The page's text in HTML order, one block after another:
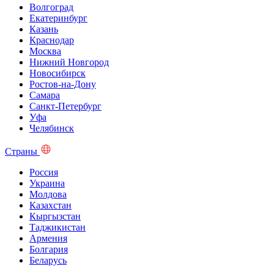
Волгоград
Екатеринбург
Казань
Краснодар
Москва
Нижний Новгород
Новосибирск
Ростов-на-Дону
Самара
Санкт-Петербург
Уфа
Челябинск
Страны
Россия
Украина
Молдова
Казахстан
Кыргызстан
Таджикистан
Армения
Болгария
Беларусь